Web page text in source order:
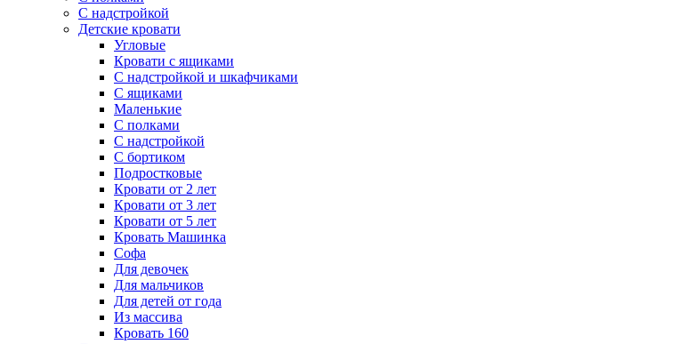
С надстройкой
Детские кровати
Угловые
Кровати с ящиками
С надстройкой и шкафчиками
С ящиками
Маленькие
С полками
С надстройкой
С бортиком
Подростковые
Кровати от 2 лет
Кровати от 3 лет
Кровати от 5 лет
Кровать Машинка
Софа
Для девочек
Для мальчиков
Для детей от года
Из массива
Кровать 160